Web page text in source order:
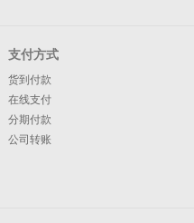
支付方式
货到付款
在线支付
分期付款
公司转账